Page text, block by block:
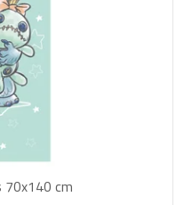
70x140 cm